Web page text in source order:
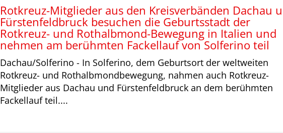
Rotkreuz-Mitglieder aus den Kreisverbänden Dachau
Fürstenfeldbruck besuchen die Geburtsstadt der
Rotkreuz- und Rothalbmond-Bewegung in Italien und
nehmen am berühmten Fackellauf von Solferino teil
Dachau/Solferino - In Solferino, dem Geburtsort der weltweiten
Rotkreuz- und Rothalbmondbewegung, nahmen auch Rotkreuz-
Mitglieder aus Dachau und Fürstenfeldbruck an dem berühmten
Fackellauf teil....